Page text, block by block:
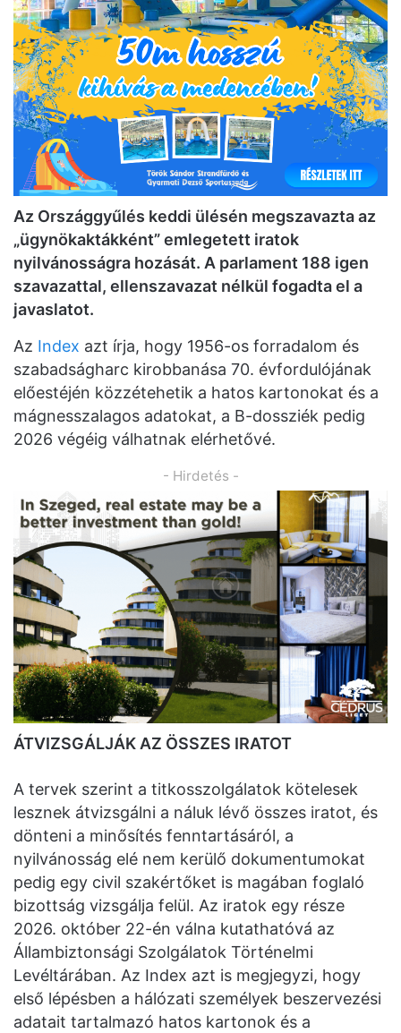
Az Országgyűlés keddi ülésén megszavazta az
„ügynökaktákként” emlegetett iratok
nyilvánosságra hozását. A parlament 188 igen
szavazattal, ellenszavazat nélkül fogadta el a
javaslatot.
Az Index azt írja, hogy 1956-os forradalom és
szabadságharc kirobbanása 70. évfordulójának
előestéjén közzétehetik a hatos kartonokat és a
mágnesszalagos adatokat, a B-dossziék pedig
2026 végéig válhatnak elérhetővé.
- Hirdetés -
ÁTVIZSGÁLJÁK AZ ÖSSZES IRATOT
A tervek szerint a titkosszolgálatok kötelesek
lesznek átvizsgálni a náluk lévő összes iratot, és
dönteni a minősítés fenntartásáról, a
nyilvánosság elé nem kerülő dokumentumokat
pedig egy civil szakértőket is magában foglaló
bizottság vizsgálja felül. Az iratok egy része
2026. október 22-én válna kutathatóvá az
Állambiztonsági Szolgálatok Történelmi
Levéltárában. Az Index azt is megjegyzi, hogy
első lépésben a hálózati személyek beszervezési
adatait tartalmazó hatos kartonok és a